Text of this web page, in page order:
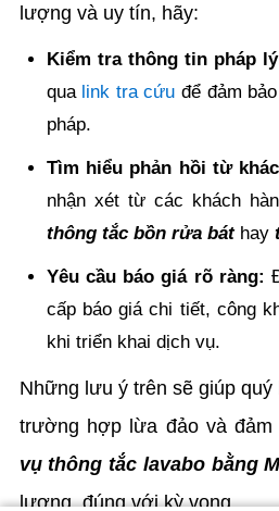
lượng và uy tín, hãy:
Kiểm tra thông tin pháp
qua link tra cứu để đảm
pháp.
Tìm hiểu phản hồi từ
nhận xét từ các khách
thông tắc bồn rửa báthay
Yêu cầu báo giá rõ ràng:
cấp báo giá chi tiết, công
khi triển khai dịch vụ.
Những lưu ý trên sẽ giúp
trường hợp lừa đảo và
vụ thông tắc lavabo bằng
lượng, đúng với kỳ vọng.